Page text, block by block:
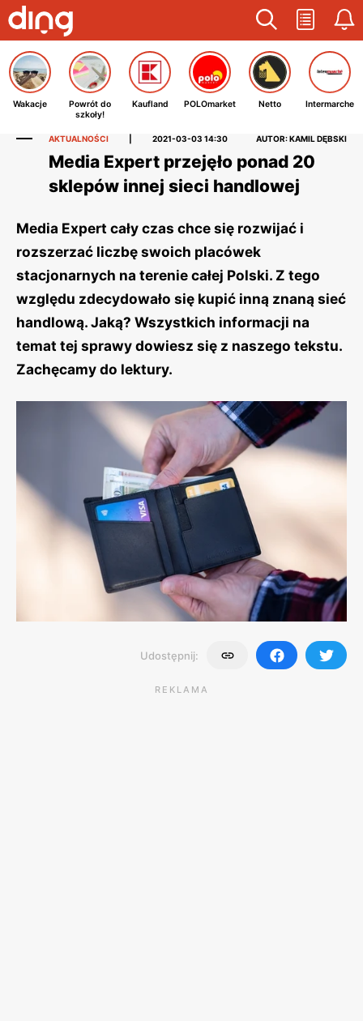
Wakacje
Powrót do
szkoły!
Kaufland POLOmarket Netto Intermarche
AKTUALNOŚCI 2021-03-03 14:30 AUTOR: KAMIL DĘBSKI
Media Expert przejęło ponad 20
sklepów innej sieci handlowej
Media Expert cały czas chce się rozwijać i
rozszerzać liczbę swoich placówek
stacjonarnych na terenie całej Polski. Z tego
względu zdecydowało się kupić inną znaną sieć
handlową. Jaką? Wszystkich informacji na
temat tej sprawy dowiesz się z naszego tekstu.
Zachęcamy do lektury.
Udostępnij:
REKLAMA